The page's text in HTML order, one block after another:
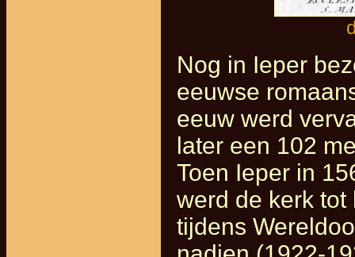
Nog in Ieper
eeuwse
eeuw werd
later een 102
Toen Ieper in
werd de kerk
tijdens